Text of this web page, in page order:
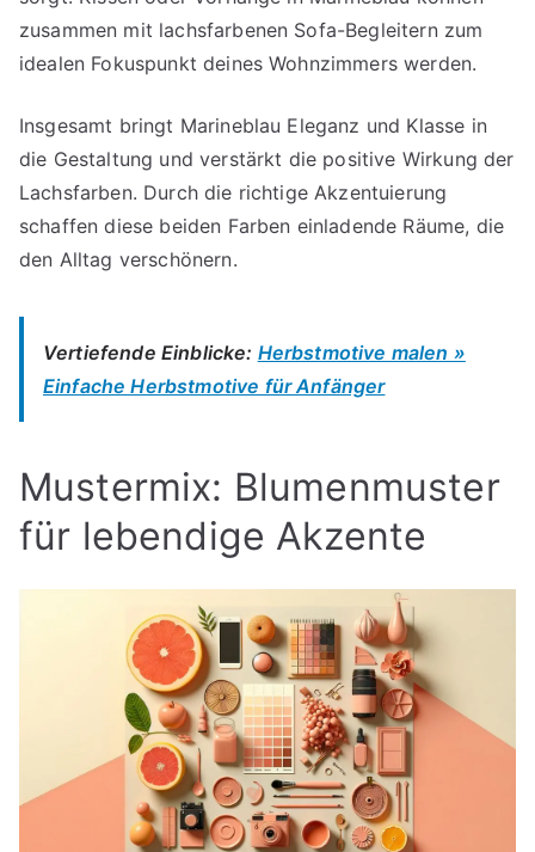
zusammen mit lachsfarbenen Sofa-Begleitern zum
idealen Fokuspunkt deines Wohnzimmers werden.
Insgesamt bringt Marineblau Eleganz und Klasse in
die Gestaltung und verstärkt die positive Wirkung der
Lachsfarben. Durch die richtige Akzentuierung
schaffen diese beiden Farben einladende Räume, die
den Alltag verschönern.
Vertiefende Einblicke: Herbstmotive malen »
Einfache Herbstmotive für Anfänger
Mustermix: Blumenmuster
für lebendige Akzente